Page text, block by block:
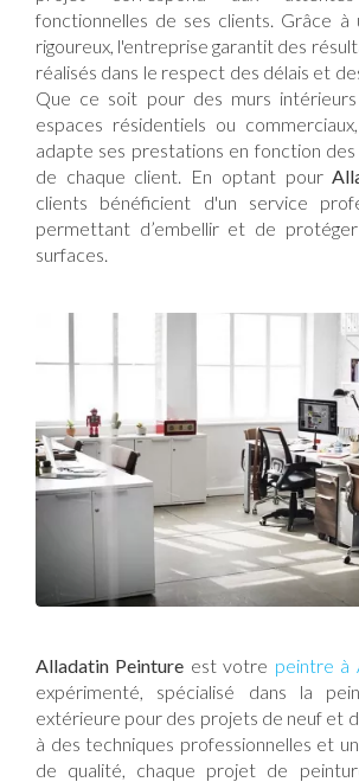
fonctionnelles de ses clients. Grâce à
rigoureux, l'entreprise garantit des
réalisés dans le respect des délais et
Que ce soit pour des murs
espaces résidentiels ou commerciaux,
adapte ses prestations en fonction
de chaque client. En optant pour
clients bénéficient d'un service
permettant d’embellir et de
surfaces.
Alladatin Peinture est votre peintre à
expérimenté, spécialisé dans la
extérieure pour des projets de neuf et
à des techniques professionnelles et
de qualité, chaque projet de